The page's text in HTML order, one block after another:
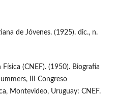
de Jóvenes. (1925). dic., n.
(CNEF). (1950). Biografía
III Congreso
Montevideo, Uruguay: CNEF.